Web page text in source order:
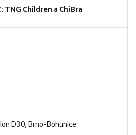
TNG Children a ChiBra
D30, Brno-Bohunice